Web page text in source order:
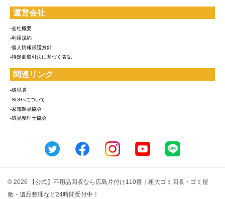
運営会社
-会社概要
-利用規約
-個人情報保護方針
-特定商取引法に基づく表記
関連リンク
-環境省
-SDGsについて
-家電製品協会
-遺品整理士協会
© 2026 【公式】不用品回収なら広島片付け110番｜粗大ゴミ回収・ゴミ屋
敷・遺品整理など24時間受付中！